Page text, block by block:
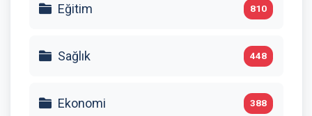
Eğitim 810
Sağlık 448
Ekonomi 388